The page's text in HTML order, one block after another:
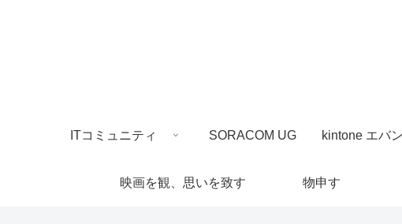
ITコミュニティ SORACOM UG
映画を観、思いを致す 物申す